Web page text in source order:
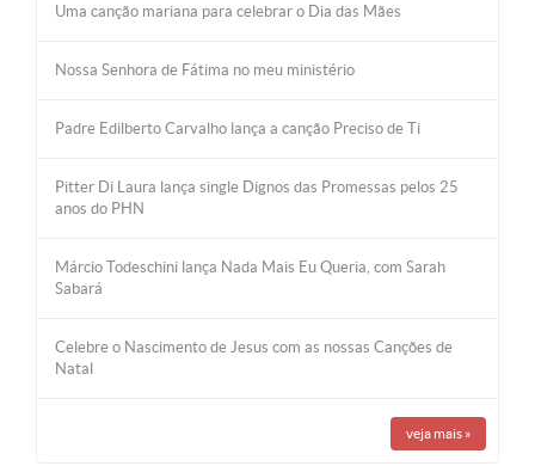
Uma canção mariana para celebrar o Dia das Mães
Nossa Senhora de Fátima no meu ministério
Padre Edilberto Carvalho lança a canção Preciso de Ti
Pitter Di Laura lança single Dignos das Promessas pelos 25
anos do PHN
Márcio Todeschini lança Nada Mais Eu Queria, com Sarah
Sabará
Celebre o Nascimento de Jesus com as nossas Canções de
Natal
veja mais »